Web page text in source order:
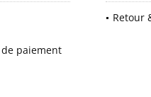
paiement
Retour